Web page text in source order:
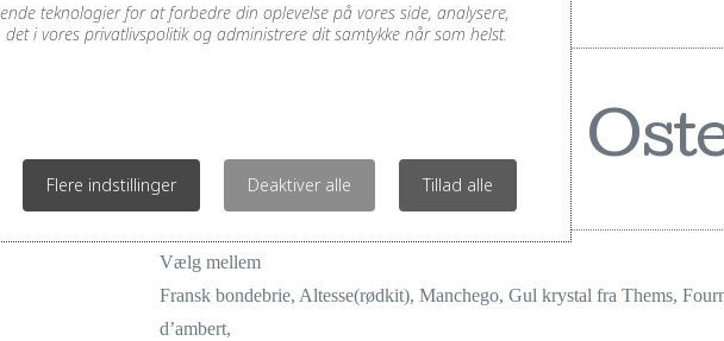
Rødvinssauce
Vælg mellem
Fransk bondebrie, Altesse(rødkit), Manchego, Gul krystal fra Thems,
d’ambert,
teknologier for at forbedre din oplevelse på vores side, analysere,
i vores privatlivspolitik og administrere dit samtykke når som helst.
Flere indstillinger Deaktiver alle Tillad alle